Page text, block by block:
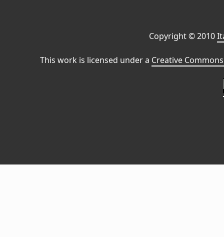
Copyright © 2010
This work is licensed under a Creative